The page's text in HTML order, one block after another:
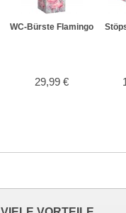
WC-Bürste Flamingo
29,99 €